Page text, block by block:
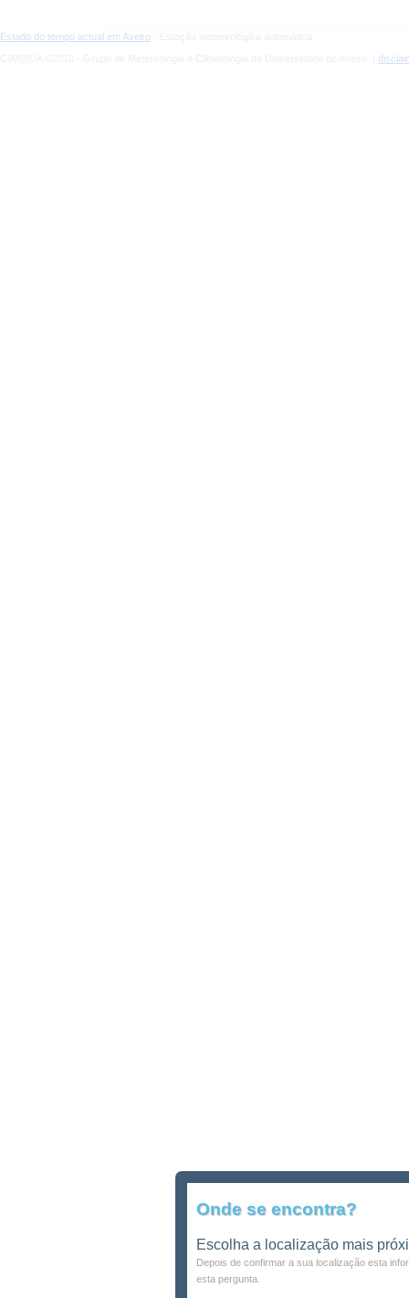
Estado do tempo actual em Aveiro - Estação meteorológica automática
CliM@UA ©2010 - Grupo de Meteorologia e Climatologia da Universidade de Aveiro |
Onde se encontra?
Escolha a localização mais
Depois de confirmar a sua localização esta
esta pergunta.